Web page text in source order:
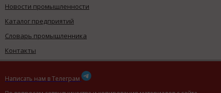
Новости промышленности
Каталог предприятий
Словарь промышленника
Контакты
Написать нам в Телеграм